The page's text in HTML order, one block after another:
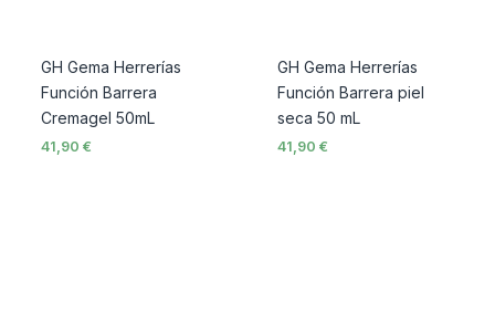
GH Gema Herrerías
Función Barrera
Cremagel 50mL
41,90 €
GH Gema Herrerías
Función Barrera piel
seca 50 mL
41,90 €